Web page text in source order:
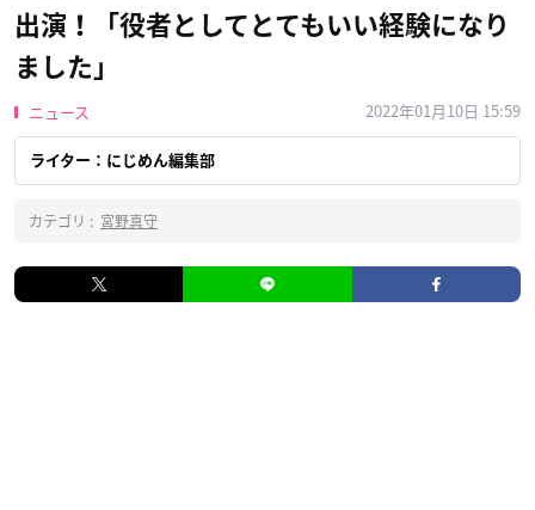
出演！「役者としてとてもいい経験になり
ました」
ニュース 2022年01月10日 15:59
ライター：にじめん編集部
カテゴリ : 宮野真守